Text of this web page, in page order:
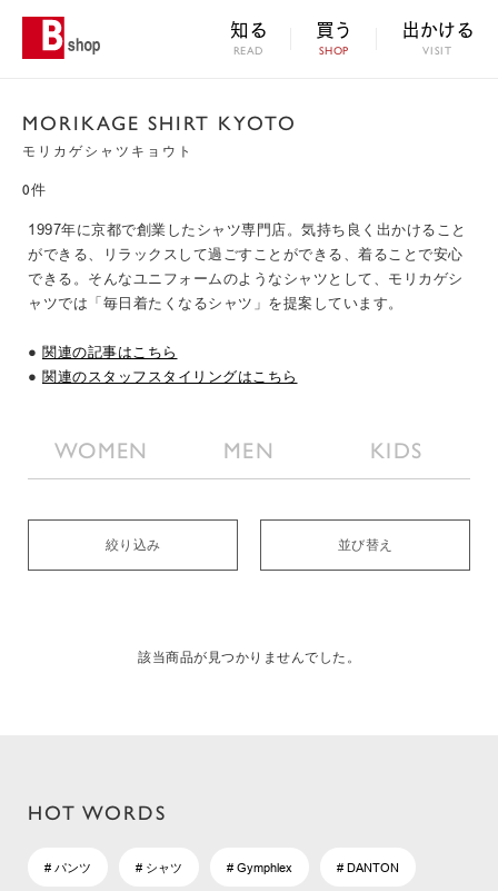
知る
READ
買う
SHOP
出かける
VISIT
MORIKAGE SHIRT KYOTO
モリカゲシャツキョウト
0件
1997年に京都で創業したシャツ専門店。気持ち良く出かけること
ができる、リラックスして過ごすことができる、着ることで安心
できる。そんなユニフォームのようなシャツとして、モリカゲシ
ャツでは「毎日着たくなるシャツ」を提案しています。
● 関連の記事はこちら
● 関連のスタッフスタイリングはこちら
WOMEN MEN KIDS
絞り込み 並び替え
該当商品が見つかりませんでした。
HOT WORDS
# パンツ # シャツ # Gymphlex # DANTON